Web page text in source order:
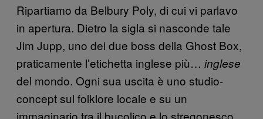
Ripartiamo da Belbury Poly, di cui vi parlavo
in apertura. Dietro la sigla si nasconde tale
Jim Jupp, uno dei due boss della Ghost Box,
praticamente l’etichetta inglese più… inglese
del mondo. Ogni sua uscita è uno studio-
concept sul folklore locale e su un
immaginario tra il bucolico e lo stregonesco